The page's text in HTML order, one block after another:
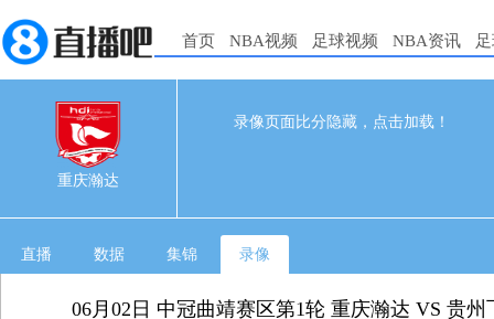
首页 NBA视频 足球视频 NBA资讯
重庆瀚达
录像页面比分隐藏，点击加载！
直播 数据 集锦 录像
06月02日 中冠曲靖赛区第1轮 重庆瀚达 VS 贵